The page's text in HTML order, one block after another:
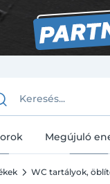
Megújuló
WC tartályok,